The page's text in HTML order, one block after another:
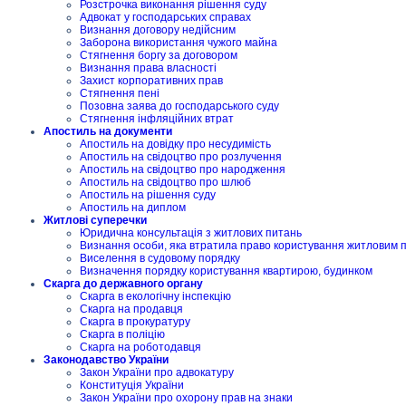
Розстрочка виконання рішення суду
Адвокат у господарських справах
Визнання договору недійсним
Заборона використання чужого майна
Стягнення боргу за договором
Визнання права власності
Захист корпоративних прав
Стягнення пені
Позовна заява до господарського суду
Стягнення інфляційних втрат
Апостиль на документи
Апостиль на довідку про несудимість
Апостиль на свідоцтво про розлучення
Апостиль на свідоцтво про народження
Апостиль на свідоцтво про шлюб
Апостиль на рішення суду
Апостиль на диплом
Житлові суперечки
Юридична консультація з житлових питань
Визнання особи, яка втратила право користування житловим
Виселення в судовому порядку
Визначення порядку користування квартирою, будинком
Скарга до державного органу
Скарга в екологічну інспекцію
Скарга на продавця
Скарга в прокуратуру
Скарга в поліцію
Скарга на роботодавця
Законодавство України
Закон України про адвокатуру
Конституція України
Закон України про охорону прав на знаки